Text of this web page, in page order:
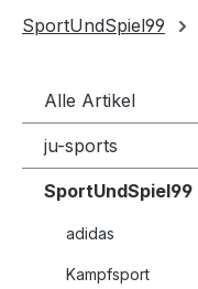
SportUndSpiel99
Alle Artikel
ju-sports
SportUndSpiel99
adidas
Kampfsport